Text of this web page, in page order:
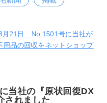
21日 No.1501号に当社が
品の回収をネットショップ
当社の『原状回復DX
されました